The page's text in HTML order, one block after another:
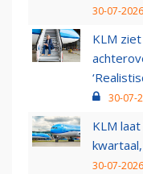
30-07-
KLM
30-07-
KLM
30-07-